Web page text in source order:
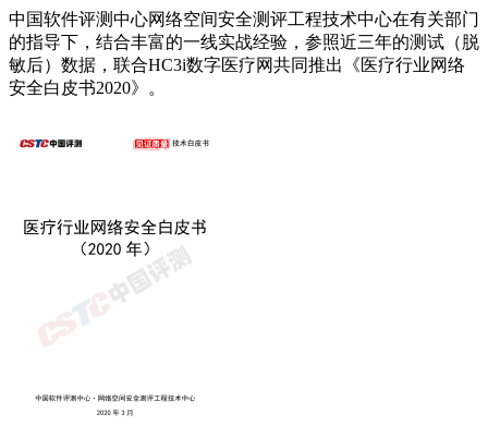
中国软件评测中心网络空间安全测评工程技术中心在有关部门
的指导下，结合丰富的一线实战经验，参照近三年的测试（脱
敏后）数据，联合HC3i数字医疗网共同推出《医疗行业网络
安全白皮书2020》。